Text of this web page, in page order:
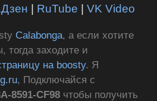
| RuTube |VK Video
Calabonga, а если хотите
тогда заходите и
на boosty. Я
, Подключайся с
8591-CF98 чтобы получить